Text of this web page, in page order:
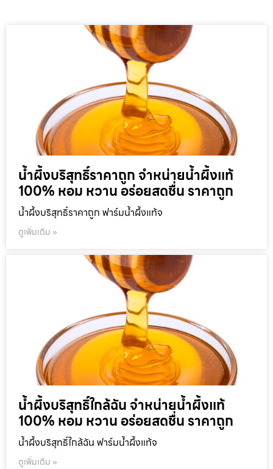
น้ำผึ้งบริสุทธิ์ราคาถูก จำหน่ายน้ำผึ้งแท้
100% หอม หวาน อร่อยสดชื่น ราคาถูก
น้ำผึ้งบริสุทธิ์ราคาถูก ฟาร์มน้ำผึ้งแท้จ
ดูเพิ่มเติม »
น้ำผึ้งบริสุทธิ์ใกล้ฉัน จำหน่ายน้ำผึ้งแท้
100% หอม หวาน อร่อยสดชื่น ราคาถูก
น้ำผึ้งบริสุทธิ์ใกล้ฉัน ฟาร์มน้ำผึ้งแท้จ
ดูเพิ่มเติม »